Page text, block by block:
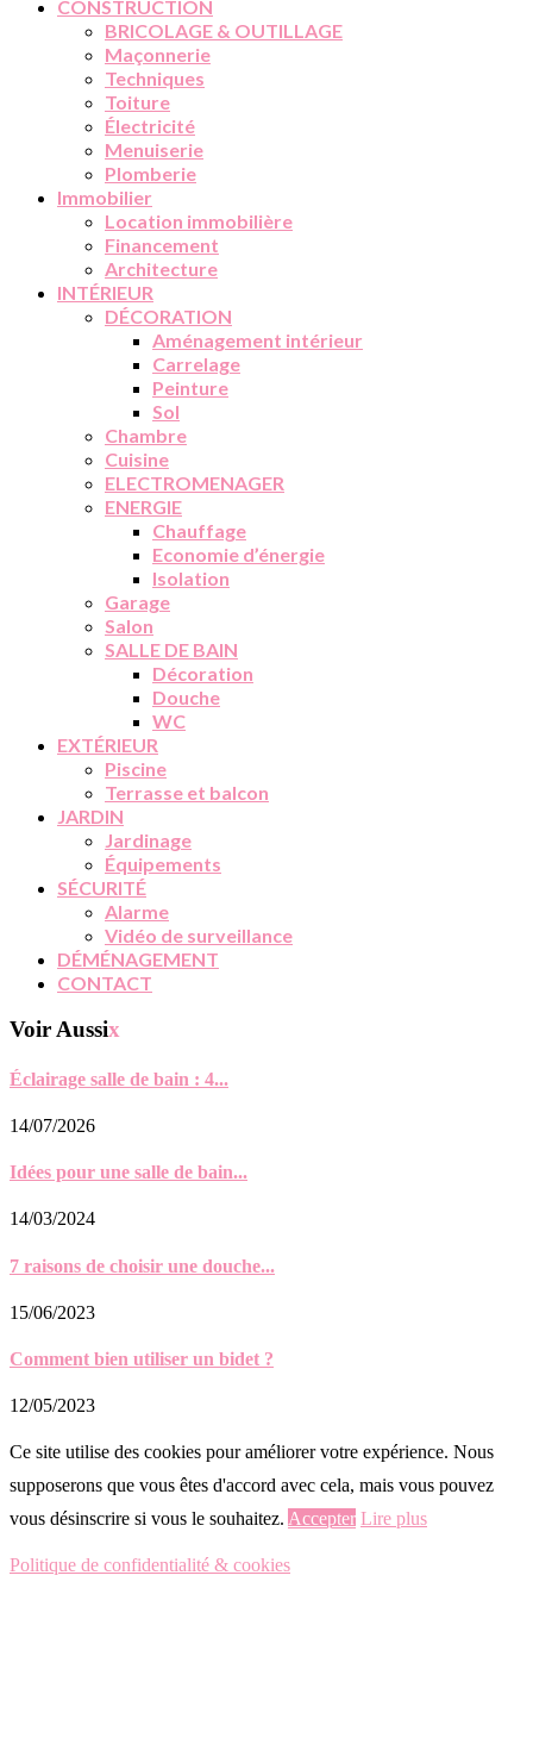
CONSTRUCTION
BRICOLAGE & OUTILLAGE
Maçonnerie
Techniques
Toiture
Électricité
Menuiserie
Plomberie
Immobilier
Location immobilière
Financement
Architecture
INTÉRIEUR
DÉCORATION
Aménagement intérieur
Carrelage
Peinture
Sol
Chambre
Cuisine
ELECTROMENAGER
ENERGIE
Chauffage
Economie d’énergie
Isolation
Garage
Salon
SALLE DE BAIN
Décoration
Douche
WC
EXTÉRIEUR
Piscine
Terrasse et balcon
JARDIN
Jardinage
Équipements
SÉCURITÉ
Alarme
Vidéo de surveillance
DÉMÉNAGEMENT
CONTACT
Voir Aussix
Éclairage salle de bain : 4...
14/07/2026
Idées pour une salle de bain...
14/03/2024
7 raisons de choisir une douche...
15/06/2023
Comment bien utiliser un bidet ?
12/05/2023
Ce site utilise des cookies pour améliorer votre expérience. Nous
supposerons que vous êtes d'accord avec cela, mais vous pouvez
vous désinscrire si vous le souhaitez. Accepter Lire plus
Politique de confidentialité & cookies